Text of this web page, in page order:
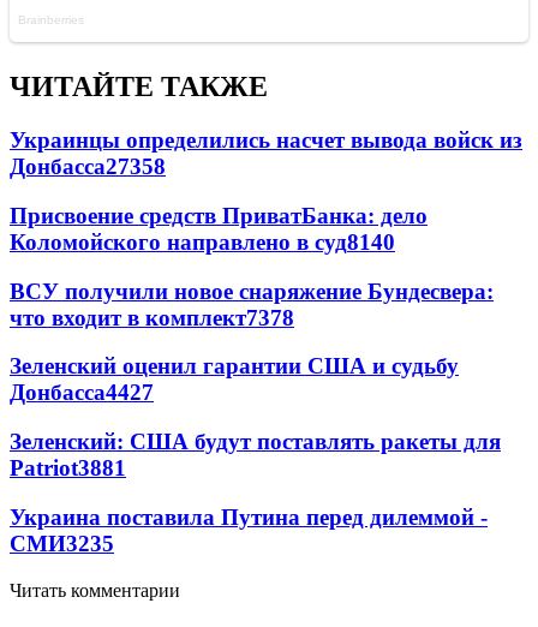
ЧИТАЙТЕ ТАКЖЕ
Украинцы определились насчет вывода войск из
Донбасса27358
Присвоение средств ПриватБанка: дело
Коломойского направлено в суд8140
ВСУ получили новое снаряжение Бундесвера:
что входит в комплект7378
Зеленский оценил гарантии США и судьбу
Донбасса4427
Зеленский: США будут поставлять ракеты для
Patriot3881
Украина поставила Путина перед дилеммой -
СМИ3235
Читать комментарии